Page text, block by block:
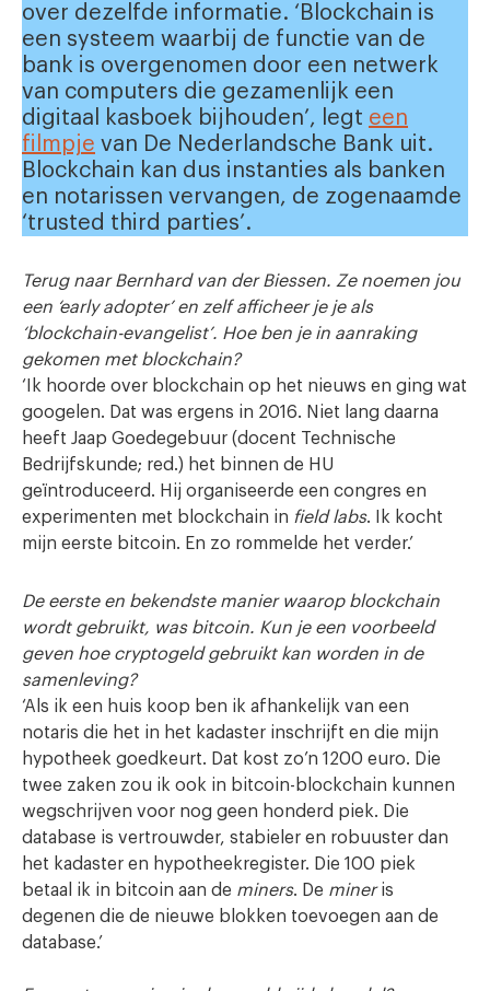
over dezelfde informatie. ‘Blockchain is
een systeem waarbij de functie van de
bank is overgenomen door een netwerk
van computers die gezamenlijk een
digitaal kasboek bijhouden’, legt een
filmpje van De Nederlandsche Bank uit.
Blockchain kan dus instanties als banken
en notarissen vervangen, de zogenaamde
‘trusted third parties’.
Terug naar Bernhard van der Biessen. Ze noemen jou
een ‘early adopter’ en zelf afficheer je je als
‘blockchain-evangelist’. Hoe ben je in aanraking
gekomen met blockchain?
‘Ik hoorde over blockchain op het nieuws en ging wat
googelen. Dat was ergens in 2016. Niet lang daarna
heeft Jaap Goedegebuur (docent Technische
Bedrijfskunde; red.) het binnen de HU
geïntroduceerd. Hij organiseerde een congres en
experimenten met blockchain in field labs. Ik kocht
mijn eerste bitcoin. En zo rommelde het verder.’
De eerste en bekendste manier waarop blockchain
wordt gebruikt, was bitcoin. Kun je een voorbeeld
geven hoe cryptogeld gebruikt kan worden in de
samenleving?
‘Als ik een huis koop ben ik afhankelijk van een
notaris die het in het kadaster inschrijft en die mijn
hypotheek goedkeurt. Dat kost zo’n 1200 euro. Die
twee zaken zou ik ook in bitcoin-blockchain kunnen
wegschrijven voor nog geen honderd piek. Die
database is vertrouwder, stabieler en robuuster dan
het kadaster en hypotheekregister. Die 100 piek
betaal ik in bitcoin aan de miners. De mineris
degenen die de nieuwe blokken toevoegen aan de
database.’